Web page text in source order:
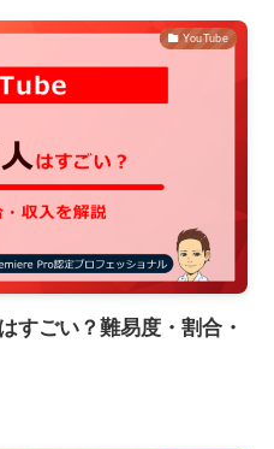
YouTube
すごい？難易度・割合・